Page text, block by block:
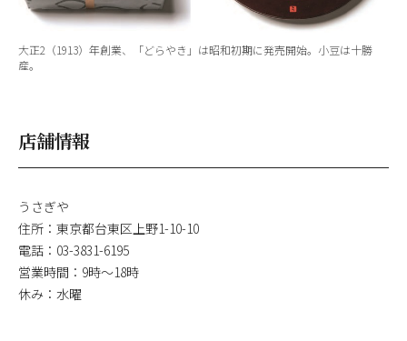
大正2（1913）年創業、「どらやき」は昭和初期に発売開始。小豆は十勝
産。
店舗情報
うさぎや
住所：東京都台東区上野1-10-10
電話：03-3831-6195
営業時間：9時～18時
休み：水曜